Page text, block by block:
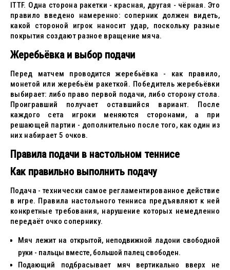
ITTF. Одна сторона ракетки - красная, другая - чёрная. Это
правило введено намеренно: соперник должен видеть,
какой стороной игрок наносит удар, поскольку разные
покрытия создают разное вращение мяча.
Жеребьёвка и выбор подачи
Перед матчем проводится жеребьёвка - как правило,
монетой или жеребьём ракеткой. Победитель жеребьёвки
выбирает: либо право первой подачи, либо сторону стола.
Проигравший получает оставшийся вариант. После
каждого сета игроки меняются сторонами, а при
решающей партии - дополнительно после того, как один из
них набирает 5 очков.
Правила подачи в настольном теннисе
Как правильно выполнить подачу
Подача - технически самое регламентированное действие
в игре. Правила настольного тенниса предъявляют к ней
конкретные требования, нарушение которых немедленно
передаёт очко сопернику.
Мяч лежит на открытой, неподвижной ладони свободной
руки - пальцы вместе, большой палец свободен.
Подающий подбрасывает мяч вертикально вверх не